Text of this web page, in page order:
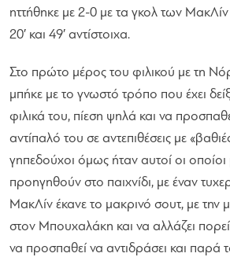
ηττήθηκε με 2-0 με τα γκολ των ΜακΛίν
20′ και 49′ αντίστοιχα.
Στο πρώτο μέρος του φιλικού με τη
μπήκε με το γνωστό τρόπο που έχει
φιλικά του, πίεση ψηλά και να
αντίπαλό του σε αντεπιθέσεις με
γηπεδούχοι όμως ήταν αυτοί οι
προηγηθούν στο παιχνίδι, με έναν
ΜακΛίν έκανε το μακρινό σουτ, με την
στον Μπουχαλάκη και να αλλάζει
να προσπαθεί να αντιδράσει και παρά